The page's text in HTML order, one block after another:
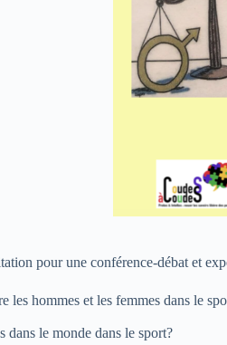
pour une conférence-débat et
les hommes et les femmes dans le
dans le monde dans le sport?